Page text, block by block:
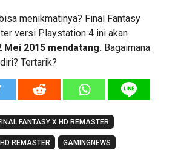
menikmatinya? Final Fantasy
versi Playstation 4 ini akan
Mei 2015 mendatang. Bagaimana
Tertarik?
FANTASY X HD REMASTER
REMASTER GAMINGNEWS